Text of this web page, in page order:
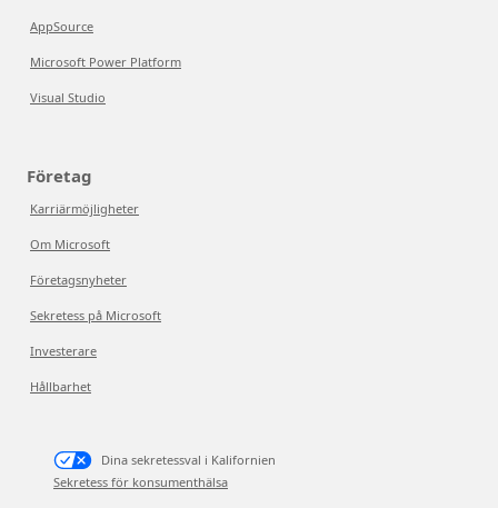
AppSource
Microsoft Power Platform
Visual Studio
Företag
Karriärmöjligheter
Om Microsoft
Företagsnyheter
Sekretess på Microsoft
Investerare
Hållbarhet
Dina sekretessval i Kalifornien
Sekretess för konsumenthälsa